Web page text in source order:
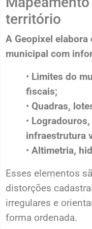
território
A Geopixel
municipal com
• Limites do
fiscais;
• Quadras,
•
infraestrutura
• Altimetria,
Esses elementos
distorções
irregulares e
forma ordenada.